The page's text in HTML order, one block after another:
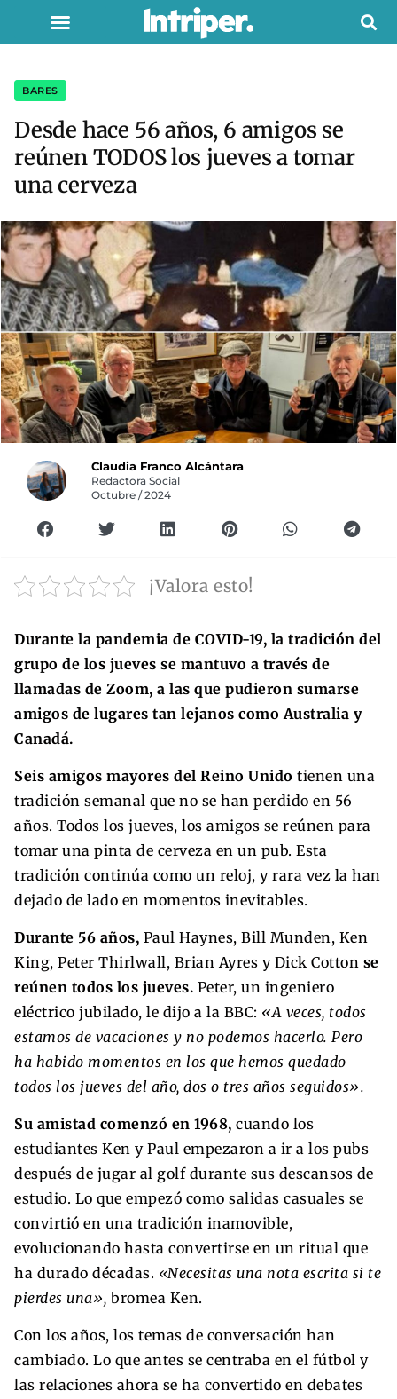
BARES
Desde hace 56 años, 6 amigos se
reúnen TODOS los jueves a tomar
una cerveza
Claudia Franco Alcántara
Redactora Social
Octubre / 2024
¡Valora esto!
Durante la pandemia de COVID-19, la tradición del
grupo de los jueves se mantuvo a través de
llamadas de Zoom, a las que pudieron sumarse
amigos de lugares tan lejanos como Australia y
Canadá.
Seis amigos mayores del Reino Unido tienen una
tradición semanal que no se han perdido en 56
años. Todos los jueves, los amigos se reúnen para
tomar una pinta de cerveza en un pub. Esta
tradición continúa como un reloj, y rara vez la han
dejado de lado en momentos inevitables.
Durante 56 años, Paul Haynes, Bill Munden, Ken
King, Peter Thirlwall, Brian Ayres y Dick Cotton se
reúnen todos los jueves. Peter, un ingeniero
eléctrico jubilado, le dijo a la BBC: «A veces, todos
estamos de vacaciones y no podemos hacerlo. Pero
ha habido momentos en los que hemos quedado
todos los jueves del año, dos o tres años seguidos».
Su amistad comenzó en 1968, cuando los
estudiantes Ken y Paul empezaron a ir a los pubs
después de jugar al golf durante sus descansos de
estudio. Lo que empezó como salidas casuales se
convirtió en una tradición inamovible,
evolucionando hasta convertirse en un ritual que
ha durado décadas. «Necesitas una nota escrita si te
pierdes una», bromea Ken.
Con los años, los temas de conversación han
cambiado. Lo que antes se centraba en el fútbol y
las relaciones ahora se ha convertido en debates